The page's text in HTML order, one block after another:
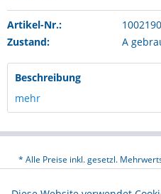
Artikel-Nr.:
Zustand:
A
Beschreibung
mehr
* Alle Preise inkl. gesetzl.